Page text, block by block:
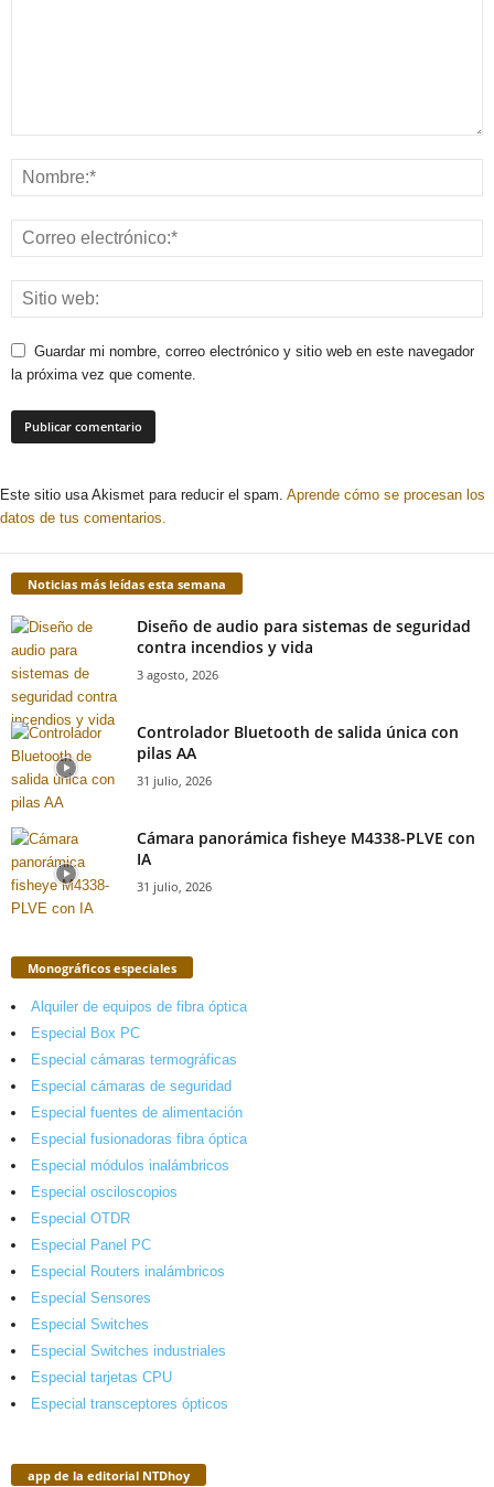
Guardar mi nombre, correo electrónico y sitio web en este navegador
la próxima vez que comente.
Este sitio usa Akismet para reducir el spam. Aprende cómo se procesan los
datos de tus comentarios.
Noticias más leídas esta semana
Diseño de audio para sistemas de seguridad
contra incendios y vida
3 agosto, 2026
Controlador Bluetooth de salida única con
pilas AA
31 julio, 2026
Cámara panorámica fisheye M4338-PLVE con
IA
31 julio, 2026
Monográficos especiales
Alquiler de equipos de fibra óptica
Especial Box PC
Especial cámaras termográficas
Especial cámaras de seguridad
Especial fuentes de alimentación
Especial fusionadoras fibra óptica
Especial módulos inalámbricos
Especial osciloscopios
Especial OTDR
Especial Panel PC
Especial Routers inalámbricos
Especial Sensores
Especial Switches
Especial Switches industriales
Especial tarjetas CPU
Especial transceptores ópticos
app de la editorial NTDhoy